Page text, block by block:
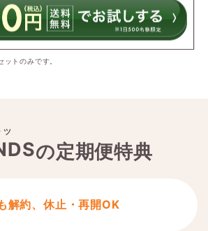
トのみです。
の定期便特典
解約、休止・再開OK